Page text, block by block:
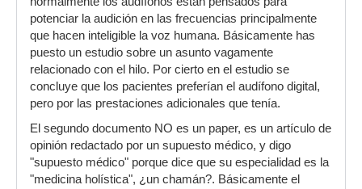
potenciar la audición en las frecuencias principalmente
que hacen inteligible la voz humana. Básicamente has
puesto un estudio sobre un asunto vagamente
relacionado con el hilo. Por cierto en el estudio se
concluye que los pacientes preferían el audífono digital,
pero por las prestaciones adicionales que tenía.
El segundo documento NO es un paper, es un artículo de
opinión redactado por un supuesto médico, y digo
"supuesto médico" porque dice que su especialidad es la
"medicina holística", ¿un chamán?. Básicamente el